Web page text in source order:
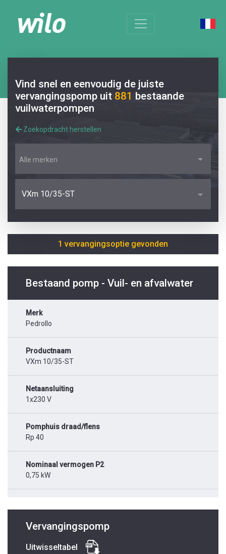
Vind snel en eenvoudig de juiste
vervangingspomp uit 881 bestaande
vuilwaterpompen
Zoekopdracht herstellen
Alle merken
VXm 10/35-ST
1 vervangingsoptie gevonden
Bestaand pomp - Vuil- en afvalwater
Merk
Pedrollo
Productnaam
VXm 10/35-ST
Netaansluiting
1x230 V
Pomphuis draad/flens
Rp 40
Nominaal vermogen P2
0,75 kW
Vervangingspomp
Uitwisseltabel